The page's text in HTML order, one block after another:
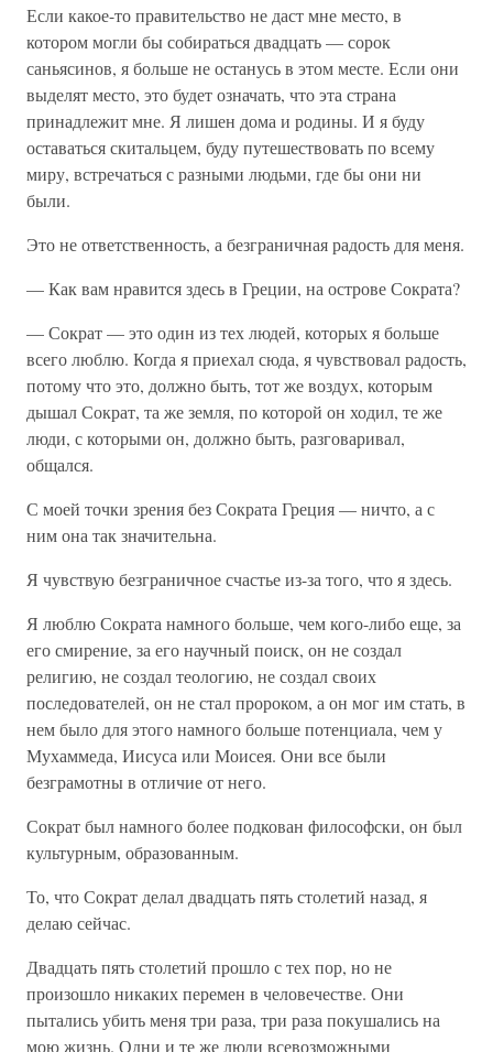
Если какое-то правительство не даст мне место, в
котором могли бы собираться двадцать — сорок
саньясинов, я больше не останусь в этом месте. Если они
выделят место, это будет означать, что эта страна
принадлежит мне. Я лишен дома и родины. И я буду
оставаться скитальцем, буду путешествовать по всему
миру, встречаться с разными людьми, где бы они ни
были.
Это не ответственность, а безграничная радость для меня.
— Как вам нравится здесь в Греции, на острове Сократа?
— Сократ — это один из тех людей, которых я больше
всего люблю. Когда я приехал сюда, я чувствовал радость,
потому что это, должно быть, тот же воздух, которым
дышал Сократ, та же земля, по которой он ходил, те же
люди, с которыми он, должно быть, разговаривал,
общался.
С моей точки зрения без Сократа Греция — ничто, а с
ним она так значительна.
Я чувствую безграничное счастье из-за того, что я здесь.
Я люблю Сократа намного больше, чем кого-либо еще, за
его смирение, за его научный поиск, он не создал
религию, не создал теологию, не создал своих
последователей, он не стал пророком, а он мог им стать, в
нем было для этого намного больше потенциала, чем у
Мухаммеда, Иисуса или Моисея. Они все были
безграмотны в отличие от него.
Сократ был намного более подкован философски, он был
культурным, образованным.
То, что Сократ делал двадцать пять столетий назад, я
делаю сейчас.
Двадцать пять столетий прошло с тех пор, но не
произошло никаких перемен в человечестве. Они
пытались убить меня три раза, три раза покушались на
мою жизнь. Одни и те же люди всевозможными